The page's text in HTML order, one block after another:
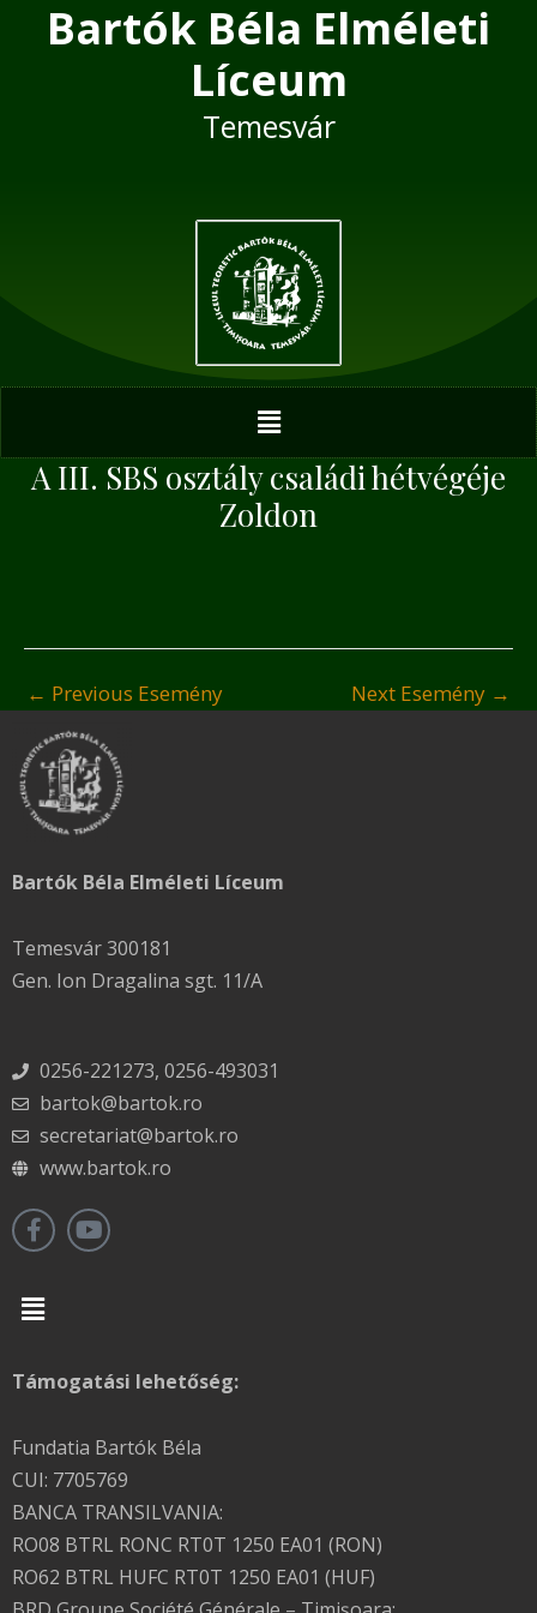
Bartók Béla Elméleti
Líceum
Temesvár
Menu
A III. SBS osztály családi hétvégéje
Zoldon
Post
navigation
← Previous Esemény Next Esemény →
Bartók Béla Elméleti Líceum
Temesvár 300181
Gen. Ion Dragalina sgt. 11/A
0256-221273, 0256-493031
bartok@bartok.ro
secretariat@bartok.ro
www.bartok.ro
Menu
Támogatási lehetőség:
Fundatia Bartók Béla
CUI: 7705769
BANCA TRANSILVANIA:
RO08 BTRL RONC RT0T 1250 EA01 (RON)
RO62 BTRL HUFC RT0T 1250 EA01 (HUF)